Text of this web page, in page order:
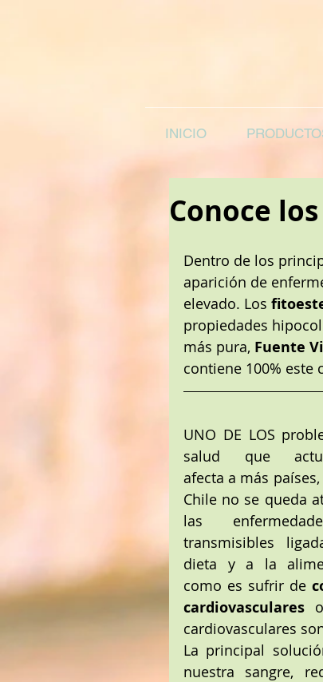
INICIO
Conoce
Dentro de los
aparición de
elevado. Los
propiedades
más pura, Fuente
contiene 100% este
UNO DE LOS
salud que
afecta a más
Chile no se queda
las
transmisibles
dieta y a la
como es sufrir de
cardiovasculares
cardiovasculares
La principal
nuestra sangre,